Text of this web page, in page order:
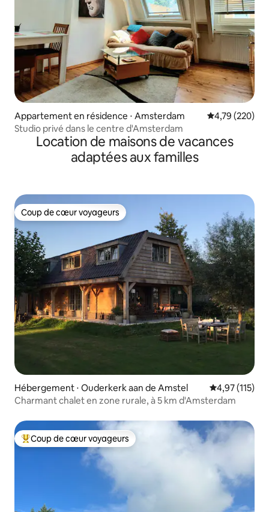
Appartement en résidence ⋅ Amsterdam Évaluation
4,79 (220)
Studio privé dans le centre d'Amsterdam
Location de maisons de vacances
adaptées aux familles
Coup de cœur voyageurs
Coup de cœur voyageurs
Hébergement ⋅ Ouderkerk aan de Amstel Évaluation
4,97 (115)
Charmant chalet en zone rurale, à 5 km d'Amsterdam
Coups de cœur voyageurs les plus appréciés
Coup de cœur voyageurs